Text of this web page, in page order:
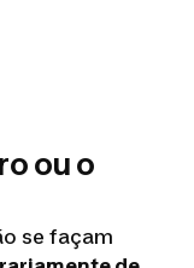
ou o
se façam